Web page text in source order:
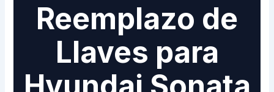
Reemplazo de
Llaves para